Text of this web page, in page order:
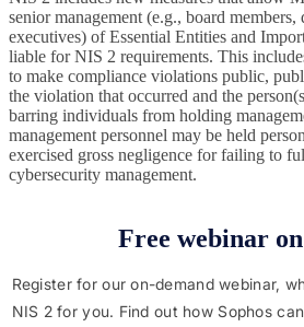
senior management (e.g., board members,
executives) of Essential Entities and
liable for NIS 2 requirements. This
to make compliance violations public,
the violation that occurred and the
barring individuals from holding
management personnel may be held
exercised gross negligence for failing to
cybersecurity management.
Free webinar
Register for our on-demand webinar,
NIS 2 for you. Find out how Sophos